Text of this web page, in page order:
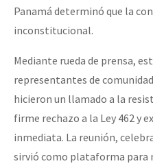
Panamá determinó que la
inconstitucional.
Mediante rueda de prensa,
representantes de
hicieron un llamado a la
firme rechazo a la Ley 462 y
inmediata. La reunión,
sirvió como plataforma para